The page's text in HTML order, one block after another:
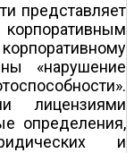
представляет
«нарушение
лицензиями
определения,
и